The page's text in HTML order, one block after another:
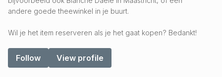
andere goede theewinkel in je buurt.
Wil je het item reserveren als je het gaat kopen? Bedankt!
Follow View profile